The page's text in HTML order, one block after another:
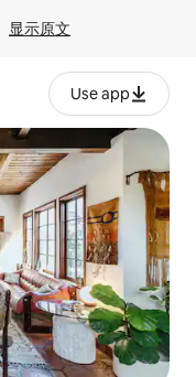
显示原文
Use app